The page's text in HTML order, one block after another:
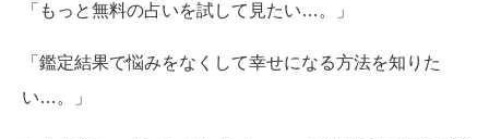
「もっと無料の占いを試して見たい…。」
「鑑定結果で悩みをなくして幸せになる方法を知りた
い…。」